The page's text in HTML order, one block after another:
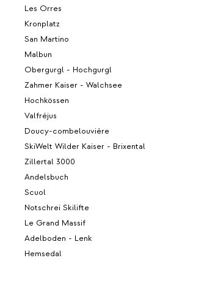
Les Orres
Kronplatz
San Martino
Malbun
Obergurgl - Hochgurgl
Zahmer Kaiser - Walchsee
Hochkössen
Valfréjus
Doucy-combelouvière
SkiWelt Wilder Kaiser - Brixental
Zillertal 3000
Andelsbuch
Scuol
Notschrei Skilifte
Le Grand Massif
Adelboden - Lenk
Hemsedal